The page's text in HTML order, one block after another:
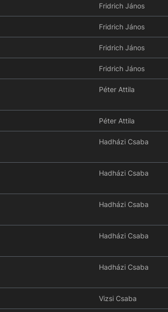
Fridrich János
Fridrich János
Fridrich János
Fridrich János
Péter Attila
Péter Attila
Hadházi Csaba
Hadházi Csaba
Hadházi Csaba
Hadházi Csaba
Hadházi Csaba
Vizsi Csaba